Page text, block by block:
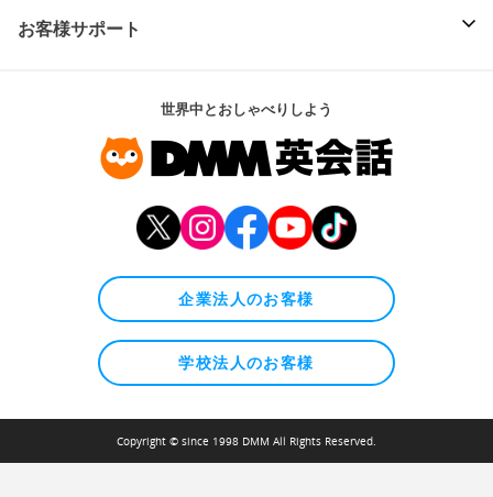
お客様サポート
世界中とおしゃべりしよう
企業法人のお客様
学校法人のお客様
Copyright © since 1998 DMM All Rights Reserved.